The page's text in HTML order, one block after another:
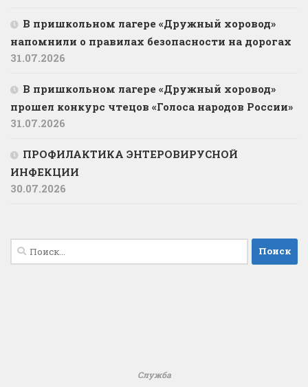
В пришкольном лагере «Дружный хоровод»
напомнили о правилах безопасности на дорогах
31.07.2026
В пришкольном лагере «Дружный хоровод»
прошел конкурс чтецов «Голоса народов России»
31.07.2026
ПРОФИЛАКТИКА ЭНТЕРОВИРУСНОЙ
ИНФЕКЦИИ
30.07.2026
Найти:
Служба